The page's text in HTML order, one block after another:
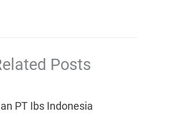
Posts
PT Ibs Indonesia